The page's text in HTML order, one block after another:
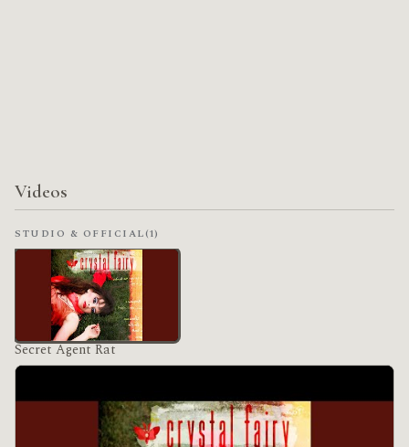
Videos
STUDIO & OFFICIAL(1)
Secret Agent Rat